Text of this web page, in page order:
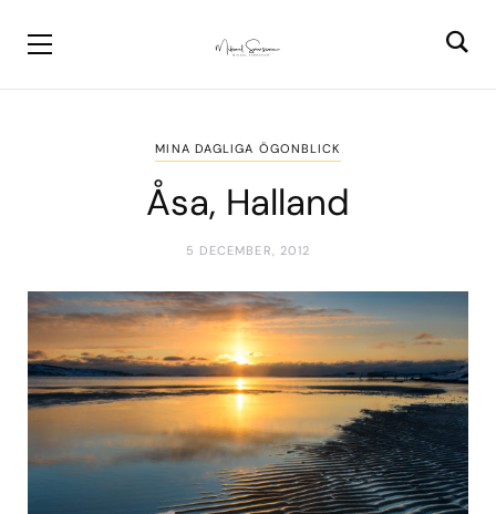
MINA DAGLIGA ÖGONBLICK
Åsa, Halland
5 DECEMBER, 2012